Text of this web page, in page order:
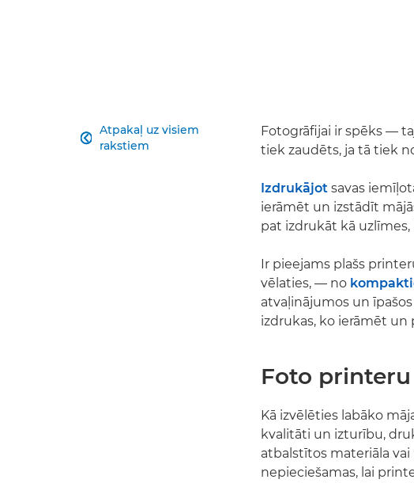
Atpakaļ uz visiem
rakstiem

Fotogrāfijai ir spēks —
tiek zaudēts, ja tā tiek
Izdrukājot savas
ierāmēt un izstādīt
pat izdrukāt kā uzlīmes,
Ir pieejams plašs
vēlaties, — no
atvaļinājumos un
izdrukas, ko ierāmēt un
Foto
Kā izvēlēties labāko
kvalitāti un izturību,
atbalstītos materiāla
nepieciešamas, lai